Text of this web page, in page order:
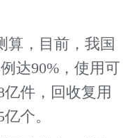
，目前，我国
达90%，使用可
件，回收复用
个。